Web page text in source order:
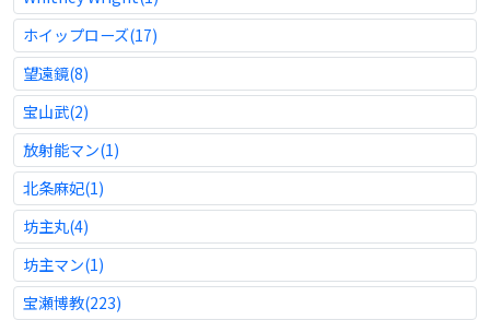
ホイップローズ(17)
望遠鏡(8)
宝山武(2)
放射能マン(1)
北条麻妃(1)
坊主丸(4)
坊主マン(1)
宝瀬博教(223)